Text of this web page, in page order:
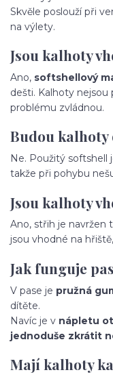
Skvěle poslouží při
na výlety.
Jsou kalhoty
Ano, softshellový
dešti. Kalhoty nejsou
problému zvládnou.
Budou kalhoty
Ne. Použitý softshell
takže při pohybu
Jsou kalhoty
Ano, střih je navržen
jsou vhodné na
Jak funguje
V pase je pružná
dítěte.
Navíc je v nápletu
jednoduše zkrátit
Mají kalhoty